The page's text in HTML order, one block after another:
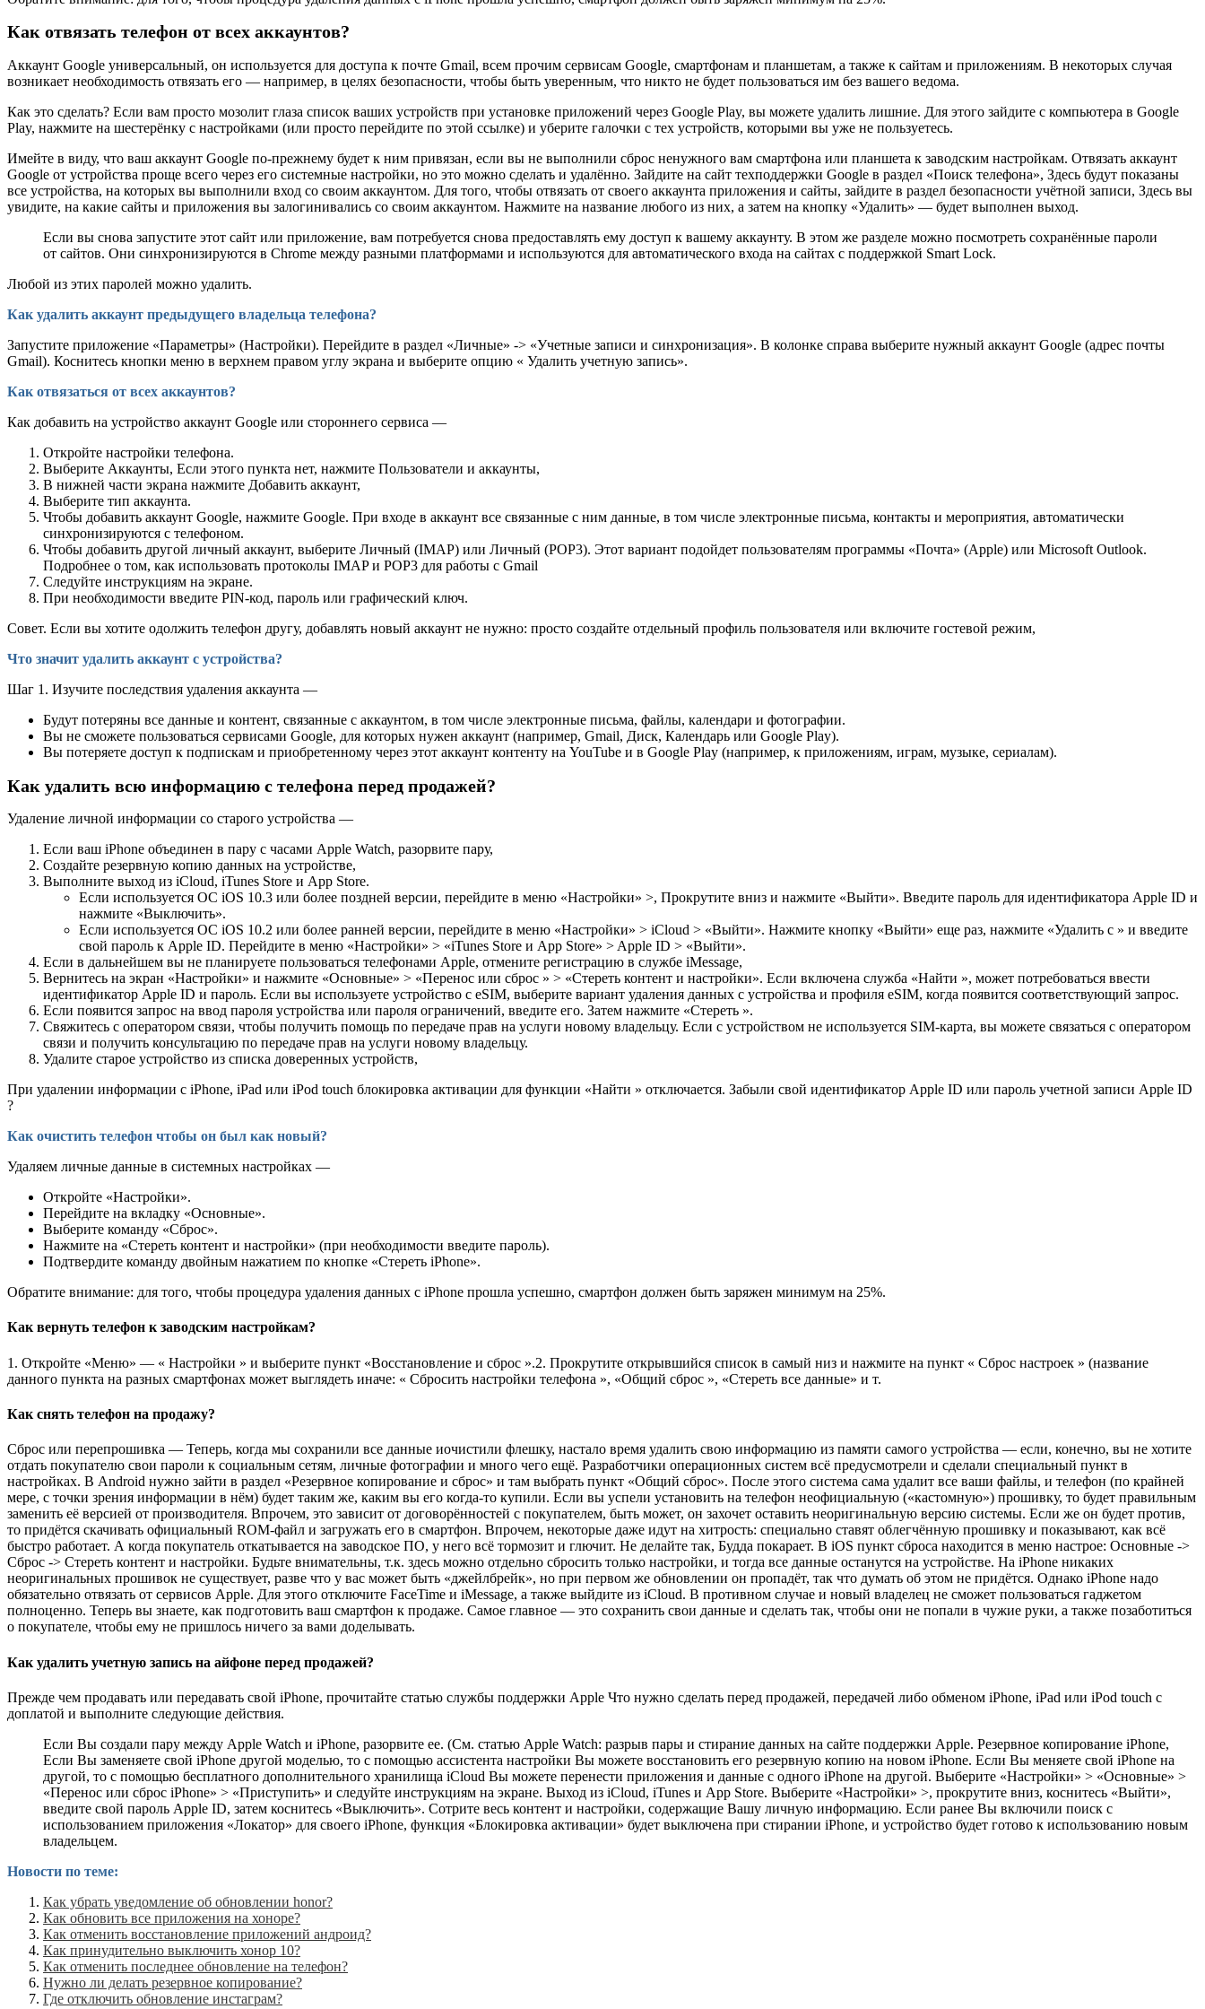
Как отвязать телефон от всех аккаунтов?
Аккаунт Google универсальный, он используется для доступа к почте Gmail, всем прочим сервисам Google, смартфонам и планшетам, а также к сайтам и приложениям. В некоторых случая
возникает необходимость отвязать его — например, в целях безопасности, чтобы быть уверенным, что никто не будет пользоваться им без вашего ведома.
Как это сделать? Если вам просто мозолит глаза список ваших устройств при установке приложений через Google Play, вы можете удалить лишние. Для этого зайдите с компьютера в Google
Play, нажмите на шестерёнку с настройками (или просто перейдите по этой ссылке) и уберите галочки с тех устройств, которыми вы уже не пользуетесь.
Имейте в виду, что ваш аккаунт Google по-прежнему будет к ним привязан, если вы не выполнили сброс ненужного вам смартфона или планшета к заводским настройкам. Отвязать аккаунт
Google от устройства проще всего через его системные настройки, но это можно сделать и удалённо. Зайдите на сайт техподдержки Google в раздел «Поиск телефона», Здесь будут показаны
все устройства, на которых вы выполнили вход со своим аккаунтом. Для того, чтобы отвязать от своего аккаунта приложения и сайты, зайдите в раздел безопасности учётной записи, Здесь вы
увидите, на какие сайты и приложения вы залогинивались со своим аккаунтом. Нажмите на название любого из них, а затем на кнопку «Удалить» — будет выполнен выход.
Если вы снова запустите этот сайт или приложение, вам потребуется снова предоставлять ему доступ к вашему аккаунту. В этом же разделе можно посмотреть сохранённые пароли
от сайтов. Они синхронизируются в Chrome между разными платформами и используются для автоматического входа на сайтах с поддержкой Smart Lock.
Любой из этих паролей можно удалить.
Как удалить аккаунт предыдущего владельца телефона?
Запустите приложение «Параметры» (Настройки). Перейдите в раздел «Личные» -> «Учетные записи и синхронизация». В колонке справа выберите нужный аккаунт Google (адрес почты
Gmail). Коснитесь кнопки меню в верхнем правом углу экрана и выберите опцию « Удалить учетную запись».
Как отвязаться от всех аккаунтов?
Как добавить на устройство аккаунт Google или стороннего сервиса —
Откройте настройки телефона.
Выберите Аккаунты, Если этого пункта нет, нажмите Пользователи и аккаунты,
В нижней части экрана нажмите Добавить аккаунт,
Выберите тип аккаунта.
Чтобы добавить аккаунт Google, нажмите Google. При входе в аккаунт все связанные с ним данные, в том числе электронные письма, контакты и мероприятия, автоматически
синхронизируются с телефоном.
Чтобы добавить другой личный аккаунт, выберите Личный (IMAP) или Личный (POP3). Этот вариант подойдет пользователям программы «Почта» (Apple) или Microsoft Outlook.
Подробнее о том, как использовать протоколы IMAP и POP3 для работы с Gmail
Следуйте инструкциям на экране.
При необходимости введите PIN-код, пароль или графический ключ.
Совет. Если вы хотите одолжить телефон другу, добавлять новый аккаунт не нужно: просто создайте отдельный профиль пользователя или включите гостевой режим,
Что значит удалить аккаунт с устройства?
Шаг 1. Изучите последствия удаления аккаунта —
Будут потеряны все данные и контент, связанные с аккаунтом, в том числе электронные письма, файлы, календари и фотографии.
Вы не сможете пользоваться сервисами Google, для которых нужен аккаунт (например, Gmail, Диск, Календарь или Google Play).
Вы потеряете доступ к подпискам и приобретенному через этот аккаунт контенту на YouTube и в Google Play (например, к приложениям, играм, музыке, сериалам).
Как удалить всю информацию с телефона перед продажей?
Удаление личной информации со старого устройства —
Если ваш iPhone объединен в пару с часами Apple Watch, разорвите пару,
Создайте резервную копию данных на устройстве,
Выполните выход из iCloud, iTunes Store и App Store.
Если используется ОС iOS 10.3 или более поздней версии, перейдите в меню «Настройки» >, Прокрутите вниз и нажмите «Выйти». Введите пароль для идентификатора Apple ID и
нажмите «Выключить».
Если используется ОС iOS 10.2 или более ранней версии, перейдите в меню «Настройки» > iCloud > «Выйти». Нажмите кнопку «Выйти» еще раз, нажмите «Удалить с » и введите
свой пароль к Apple ID. Перейдите в меню «Настройки» > «iTunes Store и App Store» > Apple ID > «Выйти».
Если в дальнейшем вы не планируете пользоваться телефонами Apple, отмените регистрацию в службе iMessage,
Вернитесь на экран «Настройки» и нажмите «Основные» > «Перенос или сброс » > «Стереть контент и настройки». Если включена служба «Найти », может потребоваться ввести
идентификатор Apple ID и пароль. Если вы используете устройство с eSIM, выберите вариант удаления данных с устройства и профиля eSIM, когда появится соответствующий запрос.
Если появится запрос на ввод пароля устройства или пароля ограничений, введите его. Затем нажмите «Стереть ».
Свяжитесь с оператором связи, чтобы получить помощь по передаче прав на услуги новому владельцу. Если с устройством не используется SIM-карта, вы можете связаться с оператором
связи и получить консультацию по передаче прав на услуги новому владельцу.
Удалите старое устройство из списка доверенных устройств,
При удалении информации с iPhone, iPad или iPod touch блокировка активации для функции «Найти » отключается. Забыли свой идентификатор Apple ID или пароль учетной записи Apple ID
?
Как очистить телефон чтобы он был как новый?
Удаляем личные данные в системных настройках —
Откройте «Настройки».
Перейдите на вкладку «Основные».
Выберите команду «Сброс».
Нажмите на «Стереть контент и настройки» (при необходимости введите пароль).
Подтвердите команду двойным нажатием по кнопке «Стереть iPhone».
Обратите внимание: для того, чтобы процедура удаления данных с iPhone прошла успешно, смартфон должен быть заряжен минимум на 25%.
Как вернуть телефон к заводским настройкам?
1. Откройте «Меню» — « Настройки » и выберите пункт «Восстановление и сброс ».2. Прокрутите открывшийся список в самый низ и нажмите на пункт « Сброс настроек » (название
данного пункта на разных смартфонах может выглядеть иначе: « Сбросить настройки телефона », «Общий сброс », «Стереть все данные» и т.
Как снять телефон на продажу?
Сброс или перепрошивка — Теперь, когда мы сохранили все данные иочистили флешку, настало время удалить свою информацию из памяти самого устройства — если, конечно, вы не хотите
отдать покупателю свои пароли к социальным сетям, личные фотографии и много чего ещё. Разработчики операционных систем всё предусмотрели и сделали специальный пункт в
настройках. В Android нужно зайти в раздел «Резервное копирование и сброс» и там выбрать пункт «Общий сброс». После этого система сама удалит все ваши файлы, и телефон (по крайней
мере, с точки зрения информации в нём) будет таким же, каким вы его когда-то купили. Если вы успели установить на телефон неофициальную («кастомную») прошивку, то будет правильным
заменить её версией от производителя. Впрочем, это зависит от договорённостей с покупателем, быть может, он захочет оставить неоригинальную версию системы. Если же он будет против,
то придётся скачивать официальный ROM-файл и загружать его в смартфон. Впрочем, некоторые даже идут на хитрость: специально ставят облегчённую прошивку и показывают, как всё
быстро работает. А когда покупатель откатывается на заводское ПО, у него всё тормозит и глючит. Не делайте так, Будда покарает. В iOS пункт сброса находится в меню настрое: Основные ->
Сброс -> Стереть контент и настройки. Будьте внимательны, т.к. здесь можно отдельно сбросить только настройки, и тогда все данные останутся на устройстве. На iPhone никаких
неоригинальных прошивок не существует, разве что у вас может быть «джейлбрейк», но при первом же обновлении он пропадёт, так что думать об этом не придётся. Однако iPhone надо
обязательно отвязать от сервисов Apple. Для этого отключите FaceTime и iMessage, а также выйдите из iCloud. В противном случае и новый владелец не сможет пользоваться гаджетом
полноценно. Теперь вы знаете, как подготовить ваш смартфон к продаже. Самое главное — это сохранить свои данные и сделать так, чтобы они не попали в чужие руки, а также позаботиться
о покупателе, чтобы ему не пришлось ничего за вами доделывать.
Как удалить учетную запись на айфоне перед продажей?
Прежде чем продавать или передавать свой iPhone, прочитайте статью службы поддержки Apple Что нужно сделать перед продажей, передачей либо обменом iPhone, iPad или iPod touch с
доплатой и выполните следующие действия.
Если Вы создали пару между Apple Watch и iPhone, разорвите ее. (См. статью Apple Watch: разрыв пары и стирание данных на сайте поддержки Apple. Резервное копирование iPhone,
Если Вы заменяете свой iPhone другой моделью, то с помощью ассистента настройки Вы можете восстановить его резервную копию на новом iPhone. Если Вы меняете свой iPhone на
другой, то с помощью бесплатного дополнительного хранилища iCloud Вы можете перенести приложения и данные с одного iPhone на другой. Выберите «Настройки» > «Основные» >
«Перенос или сброс iPhone» > «Приступить» и следуйте инструкциям на экране. Выход из iCloud, iTunes и App Store. Выберите «Настройки» >, прокрутите вниз, коснитесь «Выйти»,
введите свой пароль Apple ID, затем коснитесь «Выключить». Сотрите весь контент и настройки, содержащие Вашу личную информацию. Если ранее Вы включили поиск с
использованием приложения «Локатор» для своего iPhone, функция «Блокировка активации» будет выключена при стирании iPhone, и устройство будет готово к использованию новым
владельцем.
Новости по теме:
Как убрать уведомление об обновлении honor?
Как обновить все приложения на хоноре?
Как отменить восстановление приложений андроид?
Как принудительно выключить хонор 10?
Как отменить последнее обновление на телефон?
Нужно ли делать резервное копирование?
Где отключить обновление инстаграм?